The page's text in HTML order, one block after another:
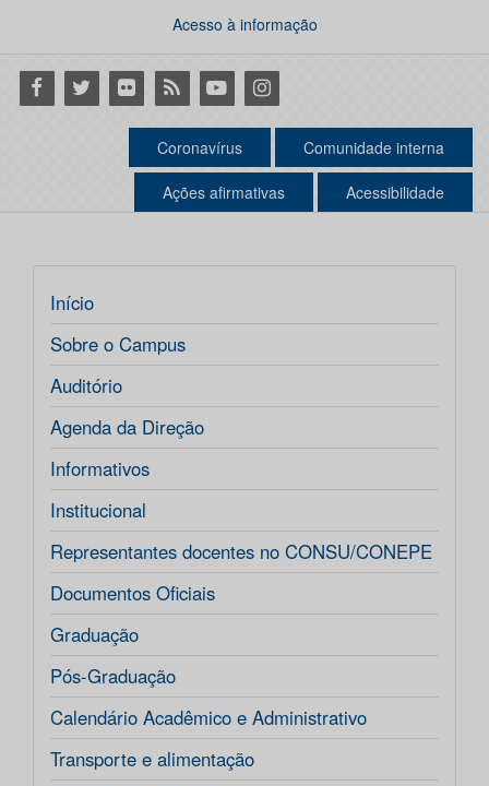
Acesso à informação
Facebook
Twitter Flickr RSS YoutubeInstagram
Coronavírus Comunidade interna
Ações afirmativas Acessibilidade
Início
Sobre o Campus
Auditório
Agenda da Direção
Informativos
Institucional
Representantes docentes no CONSU/CONEPE
Documentos Oficiais
Graduação
Pós-Graduação
Calendário Acadêmico e Administrativo
Transporte e alimentação